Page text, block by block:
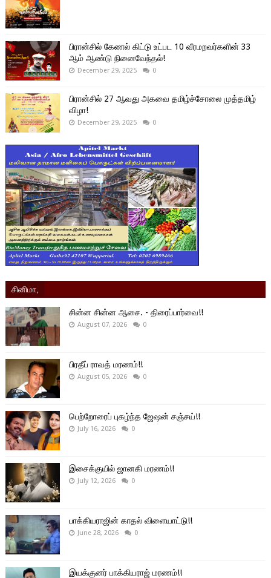
பிரான்சில் கேணல் கிட்டு உட்பட 10 வீரமறவர்களின் 33
ஆம் ஆண்டு நினைவேந்தல்!
December 29, 2025 0
பிரான்சில் 27 ஆவது அகவை தமிழ்ச்சோலை முத்தமிழ்
விழா!
December 29, 2025 0
சினிமா,
சின்ன சின்ன ஆசை. - திரைப்பார்வை!!
August 07, 2026 0
பிரதீப் ராவத் மரணம்!!
August 05, 2026 0
பெற்றோரைப் புகழ்ந்த ஜேஷன் சஞ்சய்!!
July 16, 2026 0
இசைக்குயில் ஜானகி மரணம்!!
July 12, 2026 0
பாக்கியராஜின் காதல் விளையாட்டு!!
June 28, 2026 0
இயக்குனர் பாக்கியராஜ் மரணம்!!